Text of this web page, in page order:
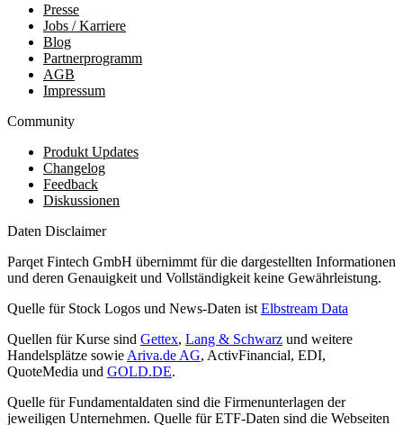
Presse
Jobs / Karriere
Blog
Partnerprogramm
AGB
Impressum
Community
Produkt Updates
Changelog
Feedback
Diskussionen
Daten Disclaimer
Parqet Fintech GmbH übernimmt für die dargestellten Informationen
und deren Genauigkeit und Vollständigkeit keine Gewährleistung.
Quelle für Stock Logos und News-Daten ist Elbstream Data
Quellen für Kurse sind Gettex, Lang & Schwarz und weitere
Handelsplätze sowie Ariva.de AG, ActivFinancial, EDI,
QuoteMedia und GOLD.DE.
Quelle für Fundamentaldaten sind die Firmenunterlagen der
jeweiligen Unternehmen. Quelle für ETF-Daten sind die Webseiten